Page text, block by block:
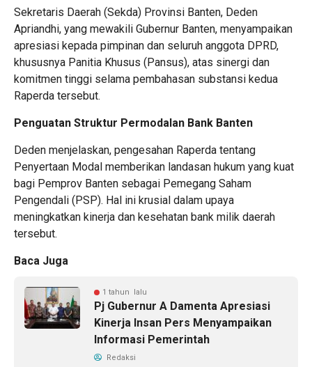
​Sekretaris Daerah (Sekda) Provinsi Banten, Deden
Apriandhi, yang mewakili Gubernur Banten, menyampaikan
apresiasi kepada pimpinan dan seluruh anggota DPRD,
khususnya Panitia Khusus (Pansus), atas sinergi dan
komitmen tinggi selama pembahasan substansi kedua
Raperda tersebut.
​Penguatan Struktur Permodalan Bank Banten
​Deden menjelaskan, pengesahan Raperda tentang
Penyertaan Modal memberikan landasan hukum yang kuat
bagi Pemprov Banten sebagai Pemegang Saham
Pengendali (PSP). Hal ini krusial dalam upaya
meningkatkan kinerja dan kesehatan bank milik daerah
tersebut.
Baca Juga
1 tahun lalu
Pj Gubernur A Damenta Apresiasi
Kinerja Insan Pers Menyampaikan
Informasi Pemerintah
Redaksi